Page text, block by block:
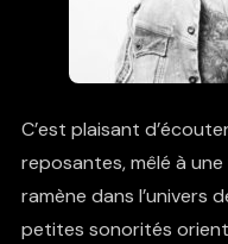
C’est plaisant
reposantes, mêlé à
ramène dans l’univers
petites sonorités